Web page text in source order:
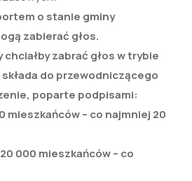
o stanie gminy
zabierać głos.
zabrać głos w trybie
do przewodniczącego
poparte podpisami:
mieszkańców – co najmniej 20
000 mieszkańców – co